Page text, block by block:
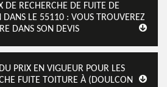
DE RECHERCHE DE FUITE DE
LE 55110 : VOUS TROUVEREZ
DANS SON DEVIS
PRIX EN VIGUEUR POUR LES
FUITE TOITURE À (DOULCON